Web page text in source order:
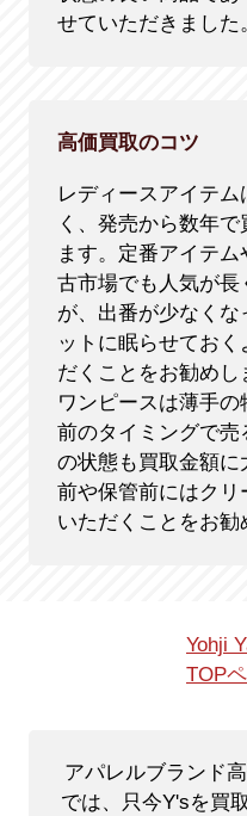
せていただきました
高価買取のコツ
レディースアイテ
く、発売から数年
ます。定番アイテ
古市場でも人気が
が、出番が少なく
ットに眠らせてお
だくことをお勧めし
ワンピースは薄手
前のタイミングで
の状態も買取金額に
前や保管前にはクリ
いただくことをお勧
Yohji
TOP
アパレルブランド
では、只今Y'sを買